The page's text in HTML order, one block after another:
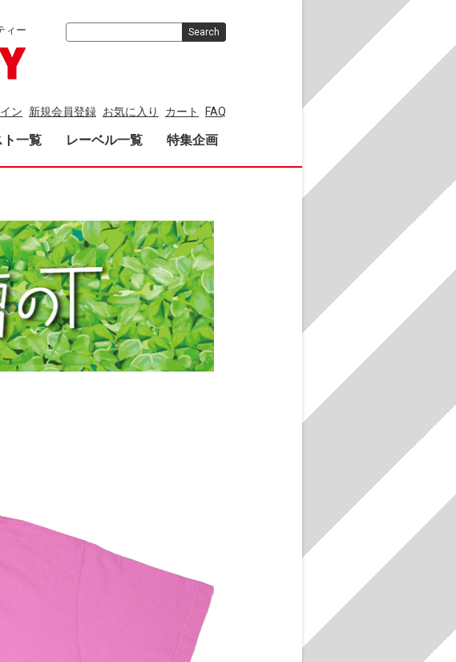
ィー
ン 新規会員登録 お気に入り カート FAQ
ト一覧 レーベル一覧 特集企画
Search